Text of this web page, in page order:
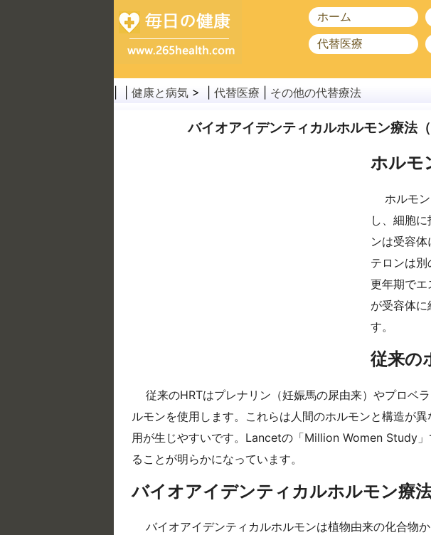
ホーム
代替医療
健康と病気 > | 代替医療 その他の代替療法
バイオアイデンティカルホルモン療法
ホルモ
ホルモ
し、細胞
ンは受容
テロンは別
更年期でエ
が受容体に
す。
従来の
従来のHRTはプレナリン（妊娠馬の尿由来）やプロベ
ルモンを使用します。これらは人間のホルモンと構造が
用が生じやすいです。Lancetの「Million Women Study
ることが明らかになっています。
バイオアイデンティカルホルモン療法
バイオアイデンティカルホルモンは植物由来の化合物